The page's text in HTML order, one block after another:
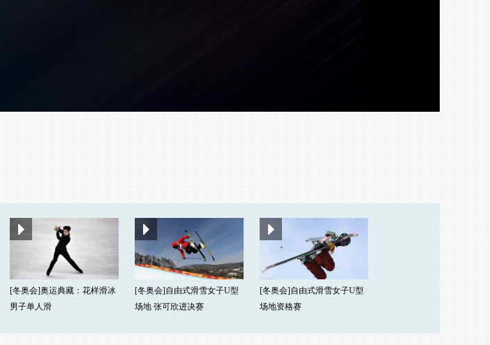
[冬奥会]奥运典藏：花样滑冰
男子单人滑
[冬奥会]自由式滑雪女子U型
场地 张可欣进决赛
[冬奥会]自由式滑雪女子U型
场地资格赛